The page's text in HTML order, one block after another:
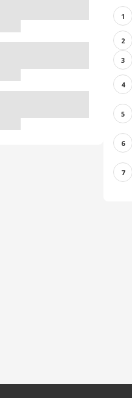
1
2
3
4
5
6
7